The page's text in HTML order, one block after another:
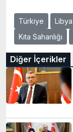
Türkiye Libya
Kıta Sahanlığı
Diğer İçerikler